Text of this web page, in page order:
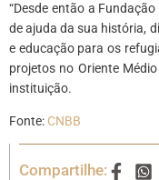
“Desde então a
de ajuda da sua história,
e educação para os
projetos no Oriente
instituição.
Fonte: CNBB
Compartilhe: